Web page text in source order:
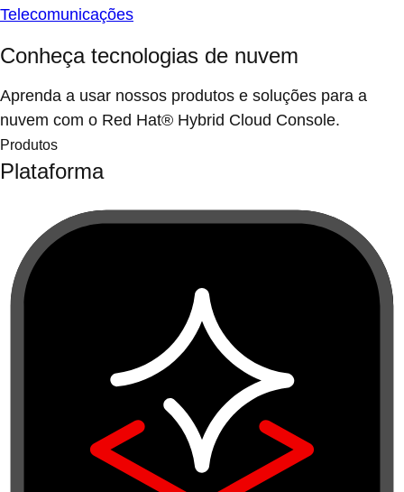
Telecomunicações
Conheça tecnologias de nuvem
Aprenda a usar nossos produtos e soluções para a
nuvem com o Red Hat® Hybrid Cloud Console.
Produtos
Plataforma